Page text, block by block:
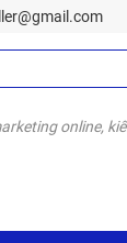
online,